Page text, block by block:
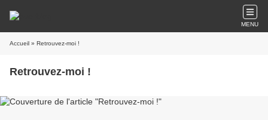
MENU
Accueil » Retrouvez-moi !
Retrouvez-moi !